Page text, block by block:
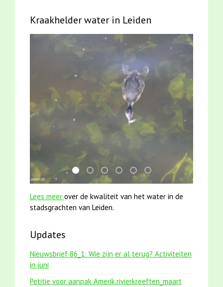
Kraakhelder water in Leiden
mei2021 watervogelmethode fuut met baars
jun2021 28 brasem en rietvoorns 4a
smoelenboek fifi en karper
jun2021 zaklv 5 snoekje MOOI
karper met kattenklimtouw
mei2021 1 snoekje
Lees meer over de kwaliteit van het water in de
stadsgrachten van Leiden.
Updates
Nieuwsbrief 86_1: Wie zijn er al terug? Activiteiten
in juni
Petitie voor aanpak Amerik.rivierkreeften_maart